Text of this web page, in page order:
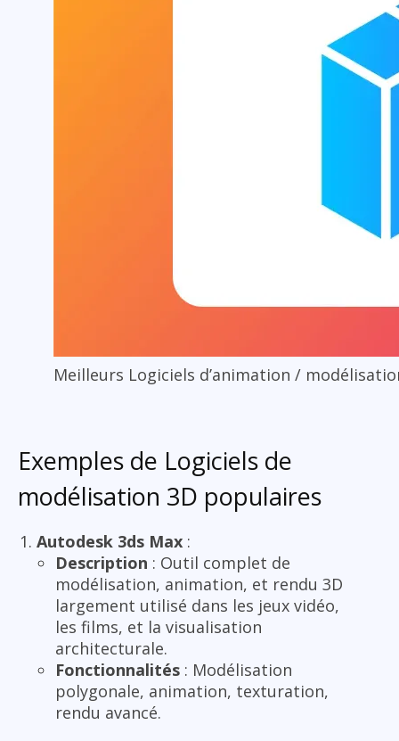
Meilleurs Logiciels d’animation /
Exemples de Logiciels de
modélisation 3D populaires
Autodesk 3ds Max :
Description : Outil complet de
modélisation, animation, et rendu 3D
largement utilisé dans les jeux vidéo,
les films, et la visualisation
architecturale.
Fonctionnalités : Modélisation
polygonale, animation, texturation,
rendu avancé.